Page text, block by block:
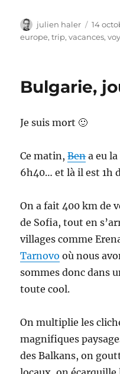
Auteur
julien haler
Publié
le
14
europe,trip,vacances,
Bulgarie,
Je suis mort 🙂
Ce matin,Bena eu la
6h40… et là il est 1h
On a fait 400 km de
de Sofia, tout en
villages comme
Tarnovo où nous
sommes donc dans
toute cool.
On multiplie les
magnifiques
des Balkans, on